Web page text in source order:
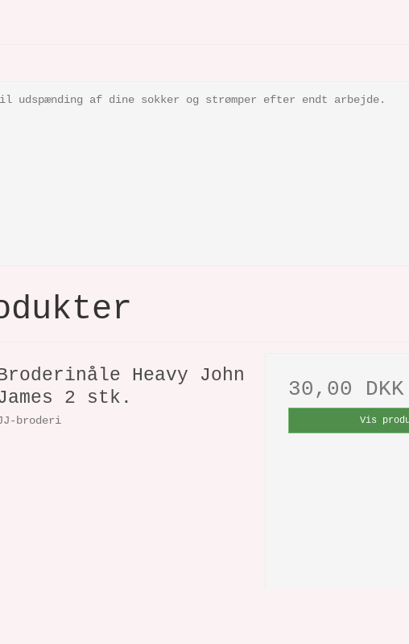
udspænding af dine sokker og strømper efter endt arbejde.
Heavy John
2 stk.
broderi
30,00 DKK
Vis